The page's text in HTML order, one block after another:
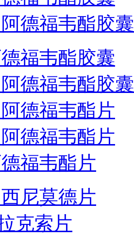
德福韦酯胶囊
福韦酯胶囊
德福韦酯胶囊
德福韦酯片
德福韦酯片
福韦酯片
尼莫德片
克索片